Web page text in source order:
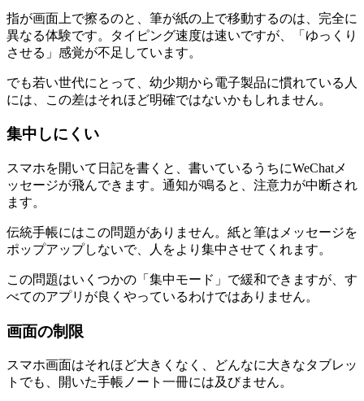
指が画面上で擦るのと、筆が紙の上で移動するのは、完全に
異なる体験です。タイピング速度は速いですが、「ゆっくり
させる」感覚が不足しています。
でも若い世代にとって、幼少期から電子製品に慣れている人
には、この差はそれほど明確ではないかもしれません。
集中しにくい
スマホを開いて日記を書くと、書いているうちにWeChatメ
ッセージが飛んできます。通知が鳴ると、注意力が中断され
ます。
伝統手帳にはこの問題がありません。紙と筆はメッセージを
ポップアップしないで、人をより集中させてくれます。
この問題はいくつかの「集中モード」で緩和できますが、す
べてのアプリが良くやっているわけではありません。
画面の制限
スマホ画面はそれほど大きくなく、どんなに大きなタブレッ
トでも、開いた手帳ノート一冊には及びません。